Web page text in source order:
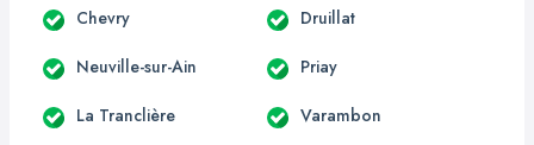
Chevry Druillat
Neuville-sur-Ain Priay
La Tranclière Varambon